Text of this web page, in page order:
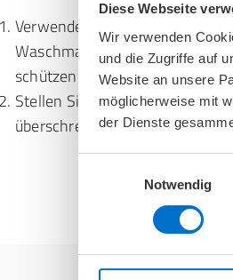
Diese Webseite
Wir verwenden
und die Zugriffe auf
Website an unsere
möglicherweise mit
der Dienste
Notwendig
Verwenden Sie einen
Waschmaschine, um die
schützen.
Stellen Sie sicher, dass die
überschreitet, um das Material